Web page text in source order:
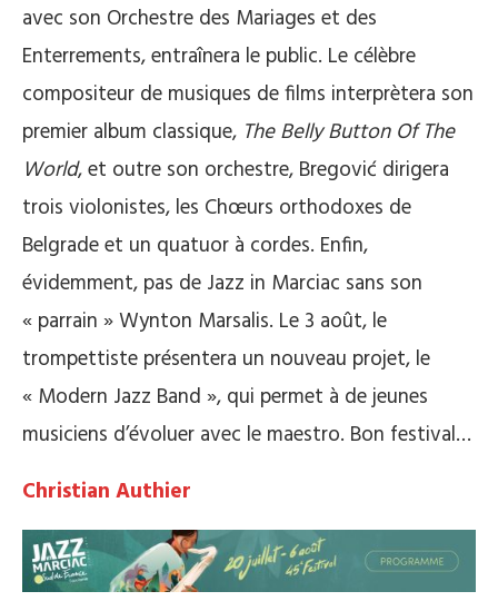
avec son Orchestre des Mariages et des
Enterrements, entraînera le public. Le célèbre
compositeur de musiques de films interprètera son
premier album classique, The Belly Button Of The
World, et outre son orchestre, Bregović dirigera
trois violonistes, les Chœurs orthodoxes de
Belgrade et un quatuor à cordes. Enfin,
évidemment, pas de Jazz in Marciac sans son
« parrain » Wynton Marsalis. Le 3 août, le
trompettiste présentera un nouveau projet, le
« Modern Jazz Band », qui permet à de jeunes
musiciens d’évoluer avec le maestro. Bon festival…
Christian Authier